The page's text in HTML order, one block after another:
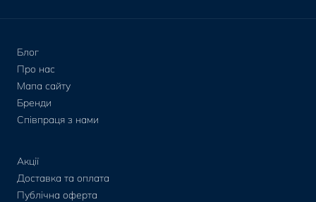
Блог
Про нас
Мапа сайту
Бренди
Співпраця з нами
Акції
Доставка та оплата
Публічна оферта